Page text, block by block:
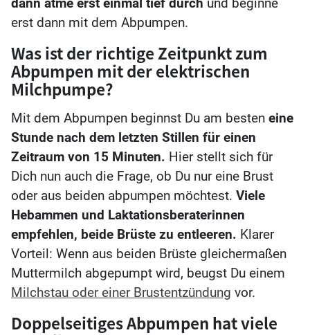
erst dann mit dem Abpumpen.
Was ist der richtige Zeitpunkt zum
Abpumpen mit der elektrischen
Milchpumpe?
Mit dem Abpumpen beginnst Du am besten eine
Stunde nach dem letzten Stillen für einen
Zeitraum von 15 Minuten. Hier stellt sich für
Dich nun auch die Frage, ob Du nur eine Brust
oder aus beiden abpumpen möchtest. Viele
Hebammen und Laktationsberaterinnen
empfehlen, beide Brüste zu entleeren. Klarer
Vorteil: Wenn aus beiden Brüste gleichermaßen
Muttermilch abgepumpt wird, beugst Du einem
Milchstau oder einer Brustentzündung vor.
Doppelseitiges Abpumpen hat viele